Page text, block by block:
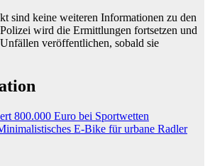
sind keine weiteren Informationen zu den
wird die Ermittlungen fortsetzen und
veröffentlichen, sobald sie
800.000 Euro bei Sportwetten
E-Bike für urbane Radler